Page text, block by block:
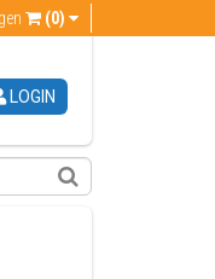
(0)
LOGIN